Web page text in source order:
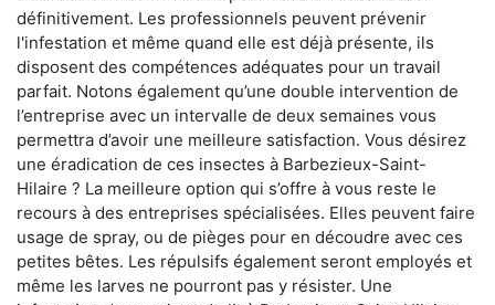
définitivement. Les professionnels peuvent prévenir
l'infestation et même quand elle est déjà présente, ils
disposent des compétences adéquates pour un travail
parfait. Notons également qu’une double intervention de
l’entreprise avec un intervalle de deux semaines vous
permettra d’avoir une meilleure satisfaction. Vous désirez
une éradication de ces insectes à Barbezieux-Saint-
Hilaire ? La meilleure option qui s’offre à vous reste le
recours à des entreprises spécialisées. Elles peuvent faire
usage de spray, ou de pièges pour en découdre avec ces
petites bêtes. Les répulsifs également seront employés et
même les larves ne pourront pas y résister. Une